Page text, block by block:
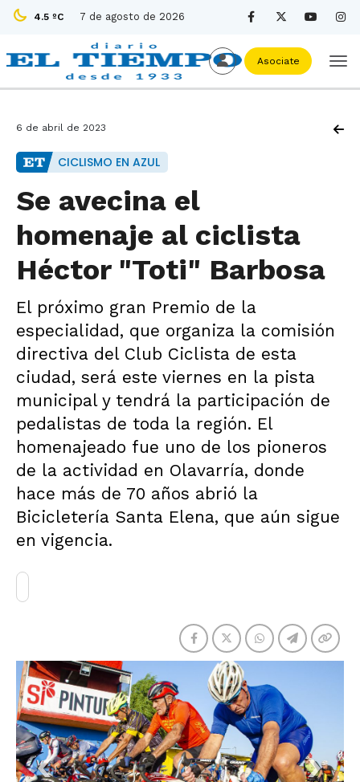
4.5 ºC 7 de agosto de 2026
Asociate
6 de abril de 2023
CICLISMO EN AZUL
Se avecina el
homenaje al ciclista
Héctor "Toti" Barbosa
El próximo gran Premio de la
especialidad, que organiza la comisión
directiva del Club Ciclista de esta
ciudad, será este viernes en la pista
municipal y tendrá la participación de
pedalistas de toda la región. El
homenajeado fue uno de los pioneros
de la actividad en Olavarría, donde
hace más de 70 años abrió la
Bicicletería Santa Elena, que aún sigue
en vigencia.